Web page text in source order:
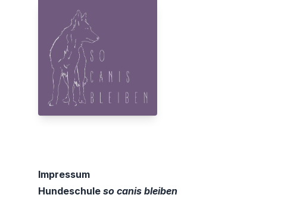
So Canis Bleiben
Impressum
Hundeschule so canis bleiben